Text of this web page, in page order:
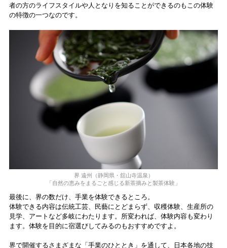
者の⽅のライフスタイルや⼈となりを知ることができるのもこの体験
の特徴の⼀つなのです。
界 遠州（静岡県・舘⼭寺温泉）
「⾃然の恵みをまるごと感じる新茶摘みと製茶体験」
最後に、界の数だけ、手業を体験できるところ。
体験できる内容は伝統⼯芸、⺠藝にとどまらず、収穫体験、⽣産所の
⾒学、アートなど多岐にわたります。所変われば、体験内容も変わり
ます。体験を目的に宿選びしてみるのもおすすめですよ。
界で開催するさまざまな「⼿業のひととき」を通して、⽇本各地の技